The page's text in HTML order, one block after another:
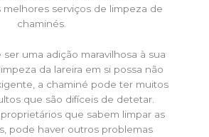
melhores serviços de limpeza de
chaminés.
ser uma adição maravilhosa à sua
da lareira em si possa não
a chaminé pode ter muitos
que são difíceis de detetar.
que sabem limpar as
pode haver outros problemas